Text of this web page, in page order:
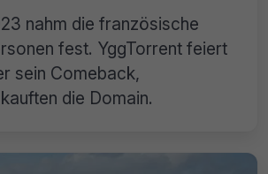
nahm die französische
fest. YggTorrent feiert
sein Comeback,
die Domain.